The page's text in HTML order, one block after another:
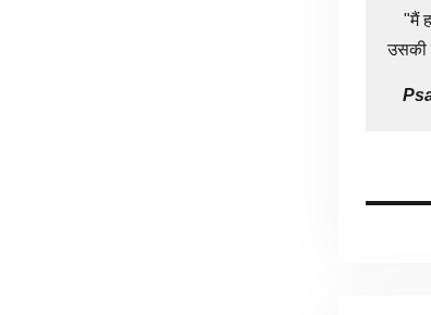
"मैं
उसकी